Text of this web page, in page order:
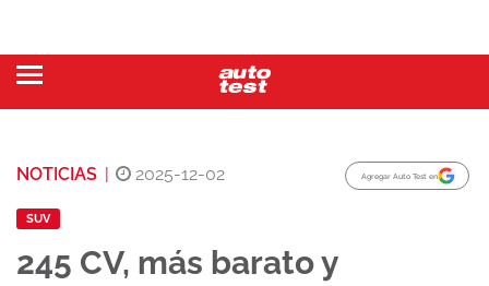
NOTICIAS | 2025-12-02 Agregar Auto Test en
SUV
245 CV, más barato y